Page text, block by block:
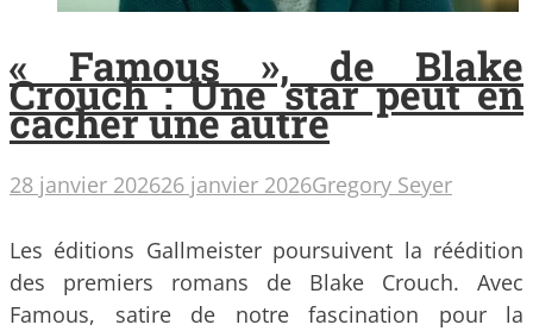
« Famous », de Blake
Crouch : Une star peut en
cacher une autre
28 janvier 202626 janvier 2026Gregory Seyer
Les éditions Gallmeister poursuivent la réédition
des premiers romans de Blake Crouch. Avec
Famous, satire de notre fascination pour la